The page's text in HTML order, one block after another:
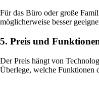
Für das Büro oder große
möglicherweise besser
5. Preis und
Der Preis hängt von
Überlege, welche Funktionen